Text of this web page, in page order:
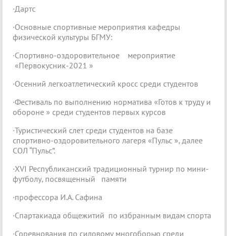
·Дартс
·Основные спортивные мероприятия кафедры
физической культуры БГМУ:
·Спортивно-оздоровительное мероприятие
«Первокусник-2021 »
·Осенний легкоатлетический кросс среди студентов
·Фестиваль по выполнению норматива «Готов к труду и
обороне » среди студентов первых курсов
·Туристический слет среди студентов на базе
спортивно-оздоровительного лагеря «Пульс », далее
CОЛ “Пульс”.
·XVI Республиканский традиционный турнир по мини-
футболу, посвященный памяти
·профессора И.А. Сафина
·Спартакиада общежитий по избранным видам спорта
·Соревнования по силовому многоборью среди